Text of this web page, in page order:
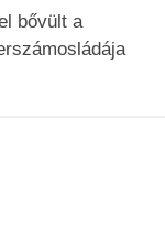
bővült a